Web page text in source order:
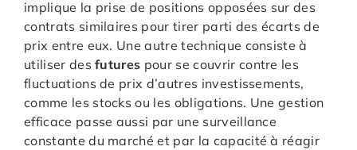
implique la prise de positions opposées sur des
contrats similaires pour tirer parti des écarts de
prix entre eux. Une autre technique consiste à
utiliser desfutures pour se couvrir contre les
fluctuations de prix d’autres investissements,
comme les stocks ou les obligations. Une gestion
efficace passe aussi par une surveillance
constante du marché et par la capacité à réagir